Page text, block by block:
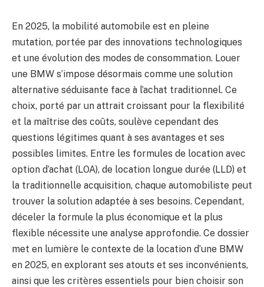
En 2025, la mobilité automobile est en pleine
mutation, portée par des innovations technologiques
et une évolution des modes de consommation. Louer
une BMW s’impose désormais comme une solution
alternative séduisante face à l’achat traditionnel. Ce
choix, porté par un attrait croissant pour la flexibilité
et la maîtrise des coûts, soulève cependant des
questions légitimes quant à ses avantages et ses
possibles limites. Entre les formules de location avec
option d’achat (LOA), de location longue durée (LLD) et
la traditionnelle acquisition, chaque automobiliste peut
trouver la solution adaptée à ses besoins. Cependant,
déceler la formule la plus économique et la plus
flexible nécessite une analyse approfondie. Ce dossier
met en lumière le contexte de la location d’une BMW
en 2025, en explorant ses atouts et ses inconvénients,
ainsi que les critères essentiels pour bien choisir son